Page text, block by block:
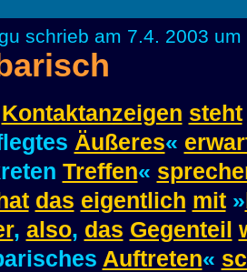
schrieb am 7.4. 2003
Kontaktanzeigen steht
Äußeres«
Treffen«
hat das eigentlich mit»
, also, das Gegenteil
Auftreten«